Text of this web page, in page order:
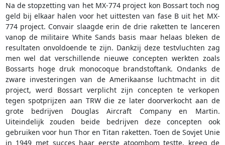
Na de stopzetting van het MX-774 project kon Bossart toch nog
geld bij elkaar halen voor het uittesten van fase B uit het MX-
774 project. Convair slaagde erin de drie raketten te lanceren
vanop de militaire White Sands basis maar helaas bleken de
resultaten onvoldoende te zijn. Dankzij deze testvluchten zag
men wel dat verschillende nieuwe concepten werkten zoals
Bossarts hoge druk monocoque brandstoftank. Ondanks de
zware investeringen van de Amerikaanse luchtmacht in dit
project, werd Bossart verplicht zijn concepten te verkopen
tegen spotprijzen aan TRW die ze later doorverkocht aan de
grote bedrijven Douglas Aircraft Company en Martin.
Uiteindelijk zouden beide bedrijven deze concepten ook
gebruiken voor hun Thor en Titan raketten. Toen de Sovjet Unie
in 1949 met succes haar eerste atoombom testte, kreeg de